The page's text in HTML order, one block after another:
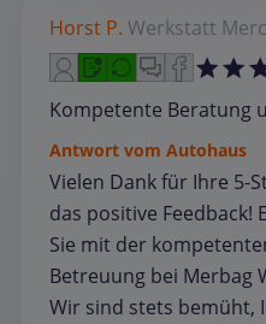
Horst P. Werkstatt
Kompetente Beratung
Antwort vom Autohaus
Vielen Dank für Ihre 5-
das positive Feedback!
Sie mit der
Betreuung bei Merbag
Wir sind stets bemüht,